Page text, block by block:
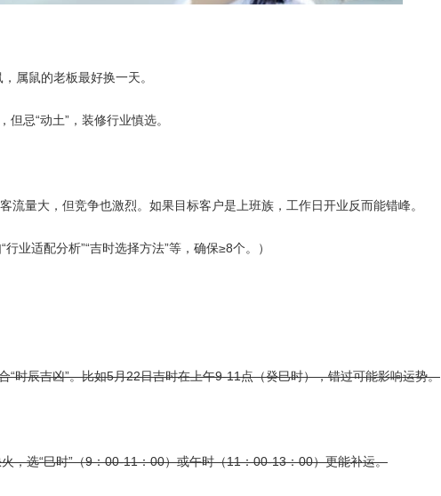
属鼠的老板最好换一天。
但忌“动土”，装修行业慎选。
流量大，但竞争也激烈。如果目标客户是上班族，工作日开业反而能错峰。
行业适配分析”“吉时选择方法”等，确保≥8个。）
“时辰吉凶”。比如5月22日吉时在上午9-11点（癸巳时），错过可能影响运势。
，选“巳时”（9：00-11：00）或午时（11：00-13：00）更能补运。